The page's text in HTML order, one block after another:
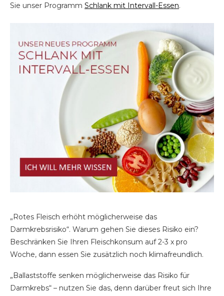
Sie unser Programm Schlank mit Intervall-Essen.
„Rotes Fleisch erhöht möglicherweise das
Darmkrebsrisiko“. Warum gehen Sie dieses Risiko ein?
Beschränken Sie Ihren Fleischkonsum auf 2-3 x pro
Woche, dann essen Sie zusätzlich noch klimafreundlich.
„Ballaststoffe senken möglicherweise das Risiko für
Darmkrebs“ – nutzen Sie das, denn darüber freut sich Ihre